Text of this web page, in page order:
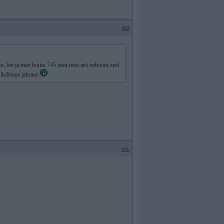
#30
bet ja man buutu 745 man mos arii nebuutu zeel
jabrauc
#31